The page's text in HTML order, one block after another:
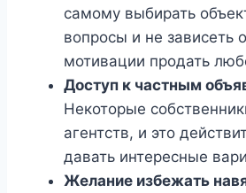
самому выбирать
вопросы и не зависеть
мотивации продать
Доступ к частным
Некоторые
агентств, и это
давать интересные
Желание избежать